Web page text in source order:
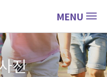
MENU
진